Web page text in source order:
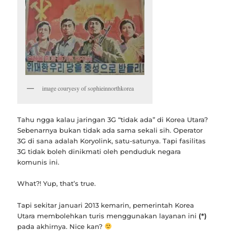
image couryesy of sophieinnorthkorea
Tahu ngga kalau jaringan 3G “tidak ada” di Korea Utara?
Sebenarnya bukan tidak ada sama sekali sih. Operator
3G di sana adalah Koryolink, satu-satunya. Tapi fasilitas
3G tidak boleh dinikmati oleh penduduk negara
komunis ini.
What?! Yup, that’s true.
Tapi sekitar januari 2013 kemarin, pemerintah Korea
Utara membolehkan turis menggunakan layanan ini (*)
pada akhirnya. Nice kan?